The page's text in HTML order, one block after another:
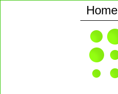
Home